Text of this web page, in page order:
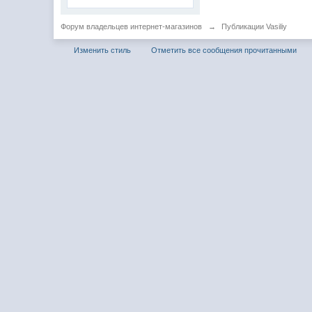
Форум владельцев интернет-магазинов → Публикации Vasiliy
Изменить стиль Отметить все сообщения прочитанными